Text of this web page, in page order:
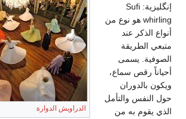
الدراويش الدوارة
إنگليزية: Sufi
whirling هو نوع من
أنواع الذكر عند
متبعي الطريقة
الصوفية. يسمى
أحياناً رقص سماع،
ويكون بالدوران
حول النفس والتأمل
الذي يقوم به من